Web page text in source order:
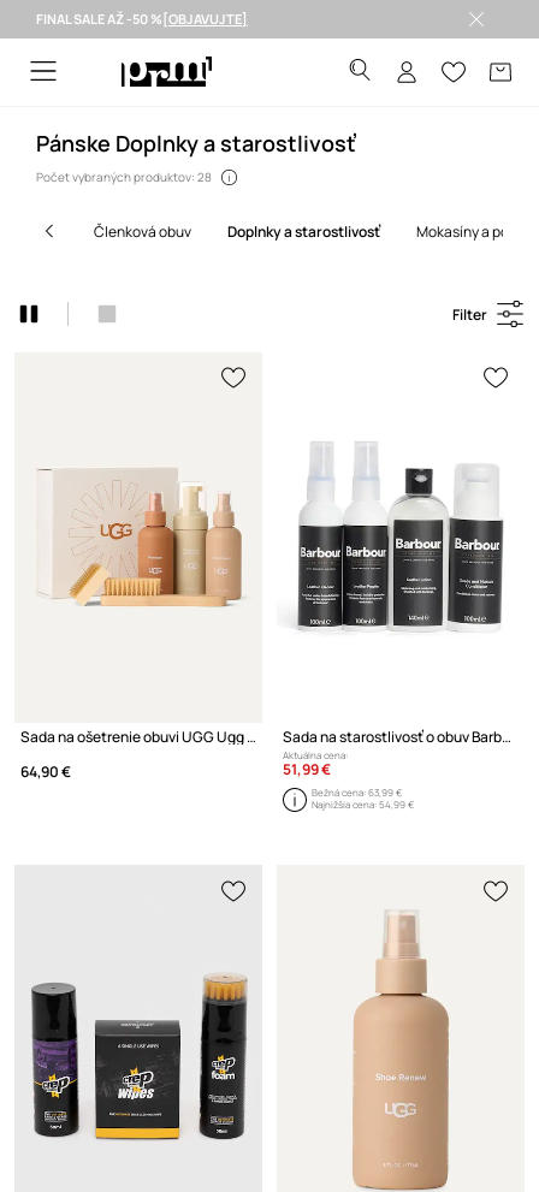
Doručenie aj do 24 h >
FINAL SALE AŽ -50 % [OBJAVUJTE]
Pánske Doplnky a starostlivosť
Počet vybraných produktov: 28
členková obuv doplnky a starostlivosť mokasíny a
Filter
Sada na ošetrenie obuvi UGG Ugg Care Kit
64,90 €
Sada na starostlivosť o obuv Barbour Leather Footwear Care Kit 3-pak
Aktuálna cena:
51,99 €
Bežná cena:63,99 €
Najnižšia cena:54,99 €